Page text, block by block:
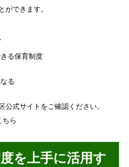
ができます。
る保育制度
る
公式サイトをご確認ください。
ちら
を上手に活用す